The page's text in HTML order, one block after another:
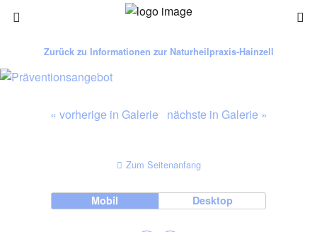
Zurück zu Informationen zur Naturheilpraxis-Hainzell
« vorherige in Galerie nächste in Galerie »
Zum Seitenanfang
Mobil Desktop